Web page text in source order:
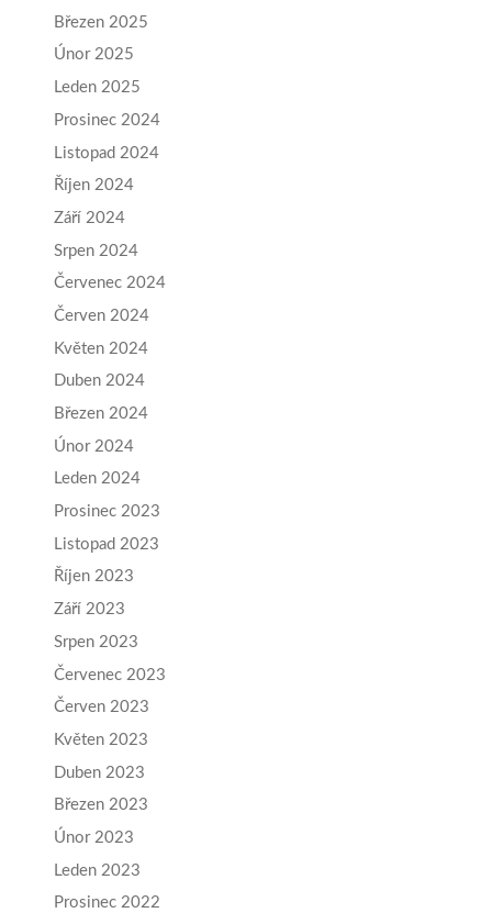
Březen 2025
Únor 2025
Leden 2025
Prosinec 2024
Listopad 2024
Říjen 2024
Září 2024
Srpen 2024
Červenec 2024
Červen 2024
Květen 2024
Duben 2024
Březen 2024
Únor 2024
Leden 2024
Prosinec 2023
Listopad 2023
Říjen 2023
Září 2023
Srpen 2023
Červenec 2023
Červen 2023
Květen 2023
Duben 2023
Březen 2023
Únor 2023
Leden 2023
Prosinec 2022